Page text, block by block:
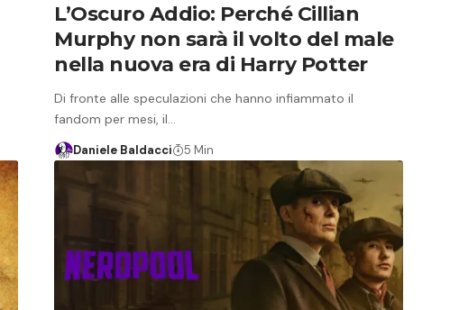
L’Oscuro Addio: Perché Cillian
Murphy non sarà il volto del male
nella nuova era di Harry Potter
Di fronte alle speculazioni che hanno infiammato il
fandom per mesi, il…
Daniele Baldacci 5 Min